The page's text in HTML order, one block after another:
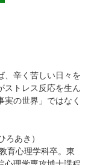
、辛く苦しい日々を
ストレス反応を生ん
の世界」ではなく
あき）
育心理学科卒。東